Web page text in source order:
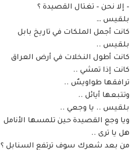
– إلا نحن – تغتال القصيدة ؟
بلقيس …
كانت أجمل الملكات في تاريخ بابل
بلقيس ..
كانت أطول النخلات في أرض العراق
كانت إذا تمشي ..
ترافقها طواويسٌ ..
وتتبعها أيائل ..
بلقيس .. يا وجعي ..
ويا وجع القصيدة حين تلمسها الأنامل
هل يا ترى ..
من بعد شعرك سوف ترتفع السنابل ؟